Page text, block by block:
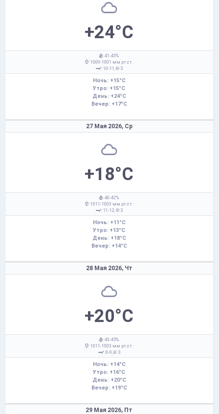
+24°C
: 41-43%
: 1009-1001 мм рт.ст.
: 10-11,
З
Ночь: +15°C
Утро: +15°C
День: +24°C
Вечер: +17°C
27 Мая 2026, Ср
+18°C
: 40-42%
: 1011-1003 мм рт.ст.
: 11-12,
З
Ночь: +11°C
Утро: +13°C
День: +18°C
Вечер: +14°C
28 Мая 2026, Чт
+20°C
: 43-45%
: 1011-1003 мм рт.ст.
: 8-9,
З
Ночь: +14°C
Утро: +16°C
День: +20°C
Вечер: +19°C
29 Мая 2026, Пт